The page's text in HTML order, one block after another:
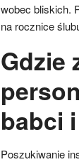
wobec bliskich.
na rocznice
Gdzie
babci
Poszukiwanie